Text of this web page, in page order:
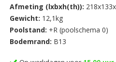
Kortom; met een deze Topline
ervan verzekerd dat uw accu
nog eens lang meegaat!
Afmeting (lxbxh(th)):
Gewicht: 12,1kg
Poolstand: +R (poolschema 0)
Bodemrand: B13